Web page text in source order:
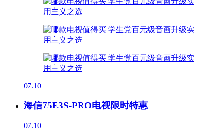
07.10
海信75E3S-PRO电视限时特惠
07.10